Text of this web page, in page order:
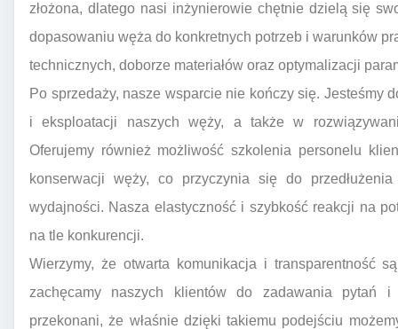
złożona, dlatego nasi inżynierowie chętnie dzielą się
dopasowaniu węża do konkretnych potrzeb i warunków
technicznych, doborze materiałów oraz optymalizacji
Po sprzedaży, nasze wsparcie nie kończy się. Jesteśmy
i eksploatacji naszych węży, a także w
Oferujemy również możliwość szkolenia personelu
konserwacji węży, co przyczynia się do
wydajności. Nasza elastyczność i szybkość reakcji na
na tle konkurencji.
Wierzymy, że otwarta komunikacja i transparentność
zachęcamy naszych klientów do zadawania pytań
przekonani, że właśnie dzięki takiemu podejściu